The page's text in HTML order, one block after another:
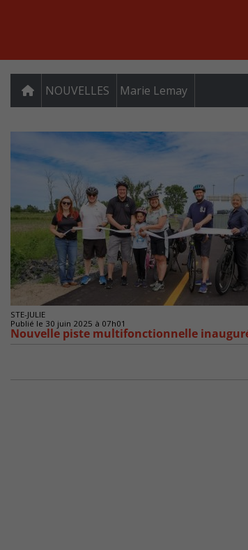
NOUVELLES Marie Lemay
STE-JULIE
Publié le 30 juin 2025 à 07h01
Nouvelle piste multifonctionnelle